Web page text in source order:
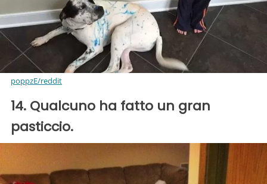
poppzE/reddit
14. Qualcuno ha fatto un gran
pasticcio.